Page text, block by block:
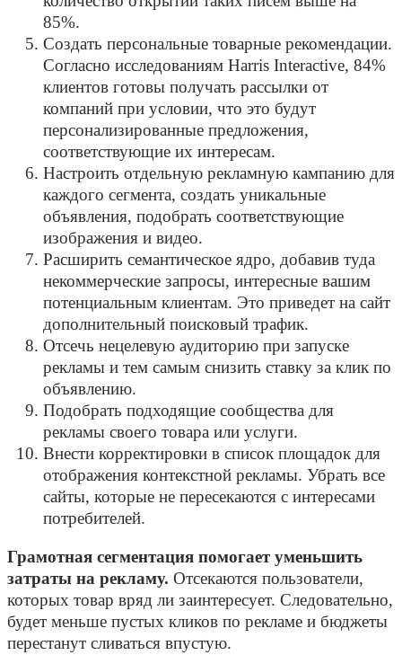
85%.
Создать персональные товарные рекомендации.
Согласно исследованиям Harris Interactive, 84%
клиентов готовы получать рассылки от
компаний при условии, что это будут
персонализированные предложения,
соответствующие их интересам.
Настроить отдельную рекламную кампанию для
каждого сегмента, создать уникальные
объявления, подобрать соответствующие
изображения и видео.
Расширить семантическое ядро, добавив туда
некоммерческие запросы, интересные вашим
потенциальным клиентам. Это приведет на сайт
дополнительный поисковый трафик.
Отсечь нецелевую аудиторию при запуске
рекламы и тем самым снизить ставку за клик по
объявлению.
Подобрать подходящие сообщества для
рекламы своего товара или услуги.
Внести корректировки в список площадок для
отображения контекстной рекламы. Убрать все
сайты, которые не пересекаются с интересами
потребителей.
Грамотная сегментация помогает уменьшить
затраты на рекламу. Отсекаются пользователи,
которых товар вряд ли заинтересует. Следовательно,
будет меньше пустых кликов по рекламе и бюджеты
перестанут сливаться впустую.